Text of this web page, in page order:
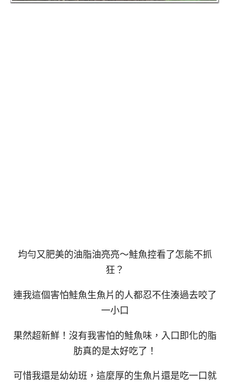
均勻又肥美的油脂油亮亮～鮭魚控看了怎能不抓
狂？
連我這個害怕鮭魚生魚片的人都忍不住湊過去咬了
一小口
果然超新鮮！沒有我害怕的鮭魚味，入口即化的脂
肪真的是太好吃了！
可惜我還是幼幼班，這麼厚的生魚片還是吃一口就